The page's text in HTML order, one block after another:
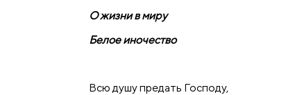
О жизни в миру
Белое иночество
Всю душу предать Господу,